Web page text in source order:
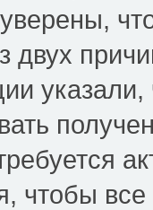
двух
чтобы